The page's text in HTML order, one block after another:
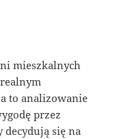
mieszkalnych
to analizowanie
przez
decydują się na